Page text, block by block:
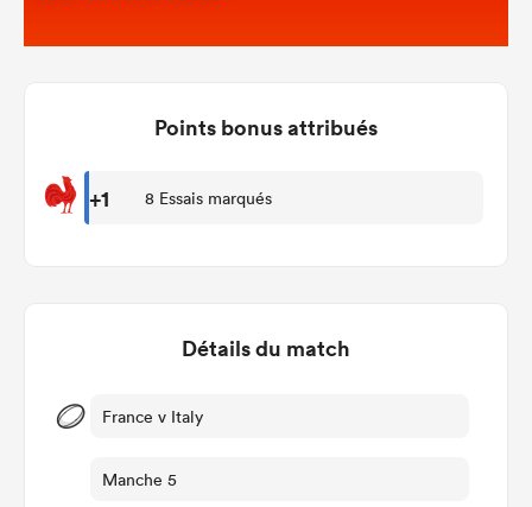
Points bonus attribués
+1 8 Essais marqués
Détails du match
France v Italy
Manche 5